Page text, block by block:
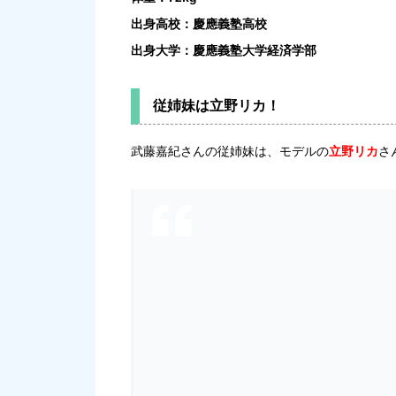
出身高校：慶應義塾高校
出身大学：慶應義塾大学経済学部
従姉妹は立野リカ！
武藤嘉紀さんの従姉妹は、モデルの立野リカさ